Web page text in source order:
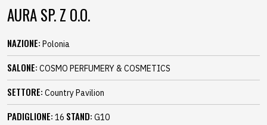
AURA SP. Z O.O.
NAZIONE: Polonia
SALONE: COSMO PERFUMERY & COSMETICS
SETTORE: Country Pavilion
PADIGLIONE: 16 STAND: G10